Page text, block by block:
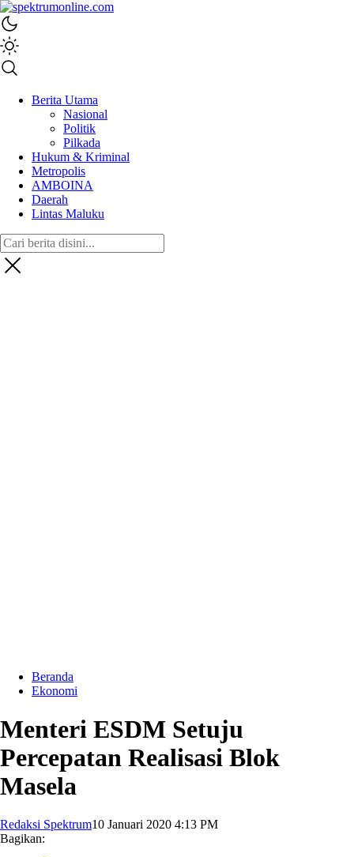
spektrumonline.com
Berita Utama
Nasional
Politik
Pilkada
Hukum & Kriminal
Metropolis
AMBOINA
Daerah
Lintas Maluku
Beranda
Ekonomi
Menteri ESDM Setuju
Percepatan Realisasi Blok
Masela
Redaksi Spektrum10 Januari 2020 4:13 PM
Bagikan: